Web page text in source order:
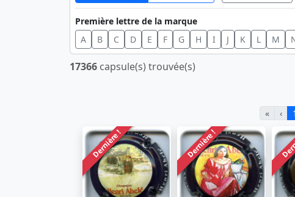
Première lettre de la marque
A
B C D E F G H I J K L M
17366 capsule(s) trouvée(s)
« ‹ 1
Dernière ! Dernière !